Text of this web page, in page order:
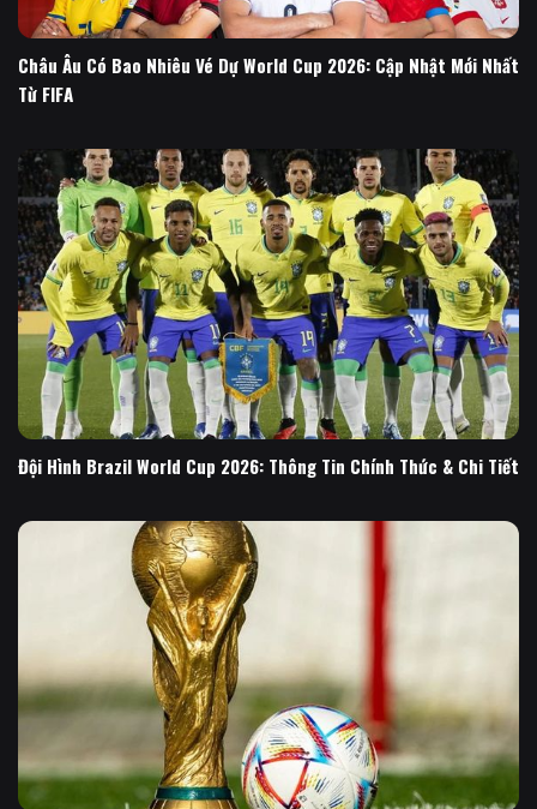
Châu Âu Có Bao Nhiêu Vé Dự World Cup 2026: Cập Nhật Mới Nhất
Từ FIFA
Đội Hình Brazil World Cup 2026: Thông Tin Chính Thức & Chi Tiết